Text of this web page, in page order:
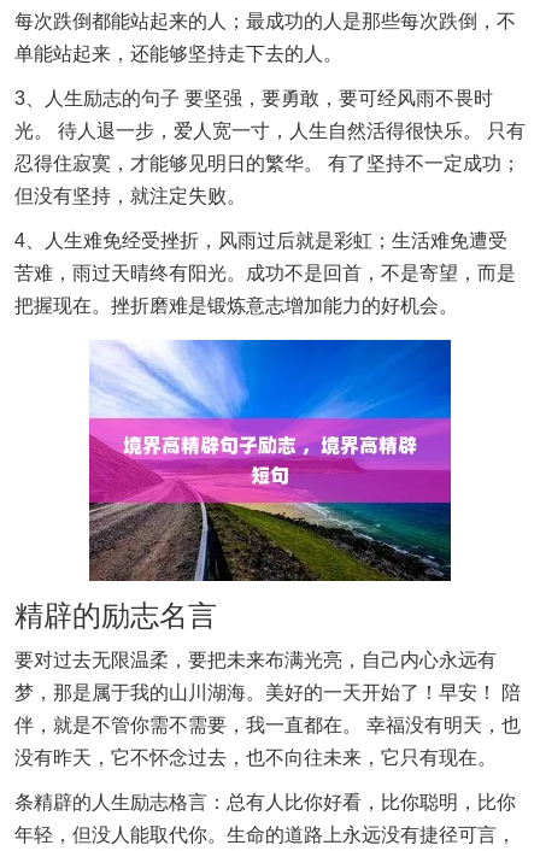
每次跌倒都能站起来的人；最成功的人是那些每次跌倒，不
单能站起来，还能够坚持走下去的人。
3、人生励志的句子 要坚强，要勇敢，要可经风雨不畏时
光。 待人退一步，爱人宽一寸，人生自然活得很快乐。 只有
忍得住寂寞，才能够见明日的繁华。 有了坚持不一定成功；
但没有坚持，就注定失败。
4、人生难免经受挫折，风雨过后就是彩虹；生活难免遭受
苦难，雨过天晴终有阳光。成功不是回首，不是寄望，而是
把握现在。挫折磨难是锻炼意志增加能力的好机会。
精辟的励志名言
要对过去无限温柔，要把未来布满光亮，自己内心永远有
梦，那是属于我的山川湖海。美好的一天开始了！早安！ 陪
伴，就是不管你需不需要，我一直都在。 幸福没有明天，也
没有昨天，它不怀念过去，也不向往未来，它只有现在。
条精辟的人生励志格言：总有人比你好看，比你聪明，比你
年轻，但没人能取代你。生命的道路上永远没有捷径可言，